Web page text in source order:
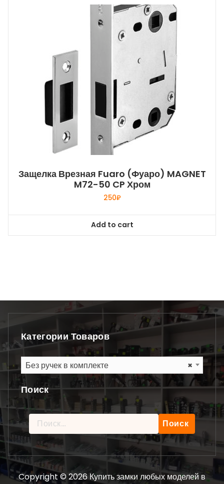
Защелка Врезная Fuaro (Фуаро) MAGNET
M72-50 CP Хром
250₽
Add to cart
Категории Товаров
×
Без ручек в комплекте
Поиск
Найти:
Copyright © 2026 Купить замки любых моделей в